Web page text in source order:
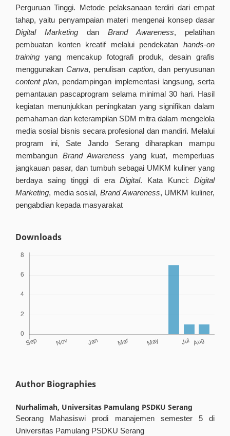
Perguruan Tinggi. Metode pelaksanaan terdiri dari empat
tahap, yaitu penyampaian materi mengenai konsep dasar
Digital Marketing danBrand Awareness, pelatihan
pembuatan konten kreatif melalui pendekatanhands-on
trainingyang mencakup fotografi produk, desain grafis
menggunakanCanva, penulisan caption, dan penyusunan
content plan, pendampingan implementasi langsung, serta
pemantauan pascaprogram selama minimal 30 hari. Hasil
kegiatan menunjukkan peningkatan yang signifikan dalam
pemahaman dan keterampilan SDM mitra dalam mengelola
media sosial bisnis secara profesional dan mandiri. Melalui
program ini, Sate Jando Serang diharapkan mampu
membangun Brand Awareness yang kuat, memperluas
jangkauan pasar, dan tumbuh sebagai UMKM kuliner yang
berdaya saing tinggi di eraDigital. Kata Kunci:Digital
Marketing, media sosial, Brand Awareness, UMKM kuliner,
pengabdian kepada masyarakat
Downloads
Author Biographies
Nurhalimah, Universitas Pamulang PSDKU Serang
Seorang Mahasiswi prodi manajemen semester 5 di
Universitas Pamulang PSDKU Serang